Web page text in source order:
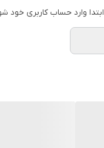
وارد حساب کاربری خود